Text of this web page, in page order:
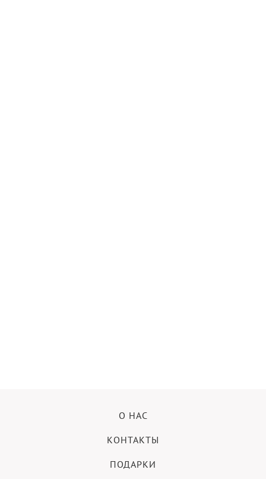
О НАС
КОНТАКТЫ
ПОДАРКИ